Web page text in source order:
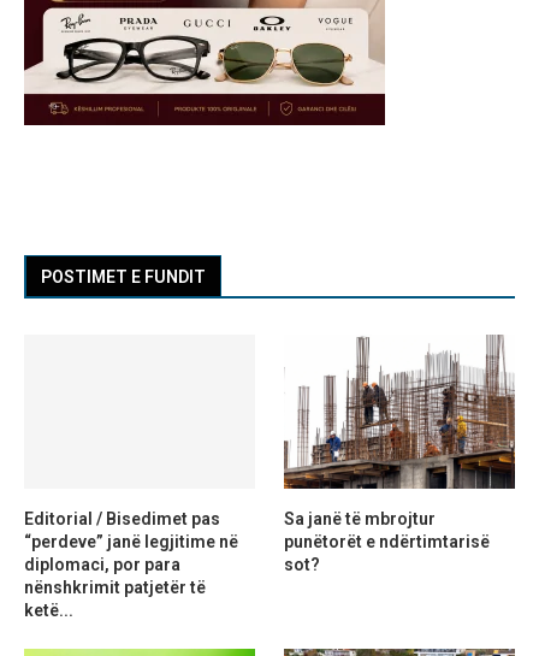
POSTIMET E FUNDIT
Editorial / Bisedimet pas
“perdeve” janë legjitime në
diplomaci, por para
nënshkrimit patjetër të
ketë...
Sa janë të mbrojtur
punëtorët e ndërtimtarisë
sot?